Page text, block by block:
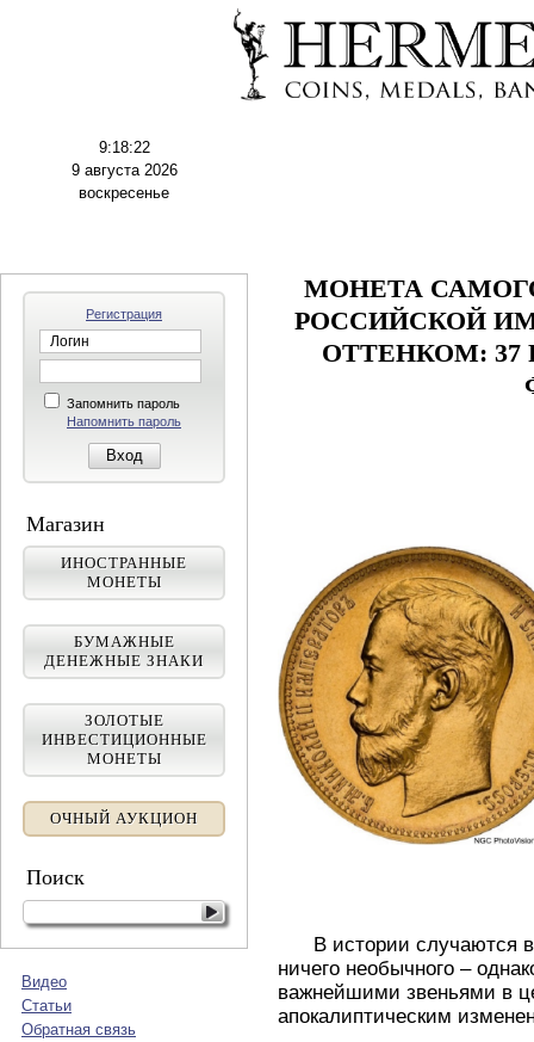
9:18:23
9 августа 2026
воскресенье
Регистрация
Запомнить пароль
Напомнить пароль
Магазин
ИНОСТРАННЫЕ
МОНЕТЫ
БУМАЖНЫЕ
ДЕНЕЖНЫЕ ЗНАКИ
ЗОЛОТЫЕ
ИНВЕСТИЦИОННЫЕ
МОНЕТЫ
ОЧНЫЙ АУКЦИОН
Поиск
Видео
Статьи
Обратная связь
МОНЕТА
РОССИЙСКОЙ
ОТТЕНКОМ: 37
В истории случаются
ничего необычного –
важнейшими звеньями в
апокалиптическим